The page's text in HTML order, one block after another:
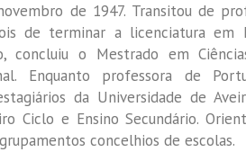
de 1947. Transitou de
de terminar a licenciatura em
concluiu o Mestrado em
Enquanto professora de
da Universidade de
Ciclo e Ensino Secundário.
concelhios de escolas.